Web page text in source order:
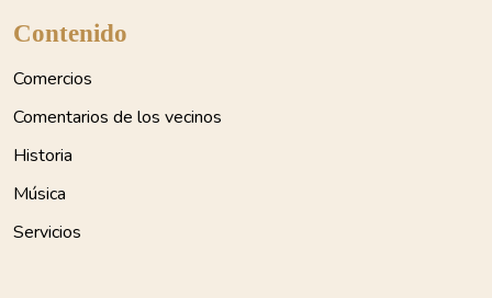
Contenido
Comercios
Comentarios de los vecinos
Historia
Música
Servicios